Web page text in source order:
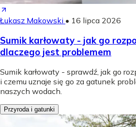
Łukasz Makowski • 16 lipca 2026
Sumik karłowaty - jak go
dlaczego jest problemem
Sumik karłowaty - sprawdź, jak go
i czemu uznaje się go za gatunek
naszych wodach.
Przyroda i gatunki